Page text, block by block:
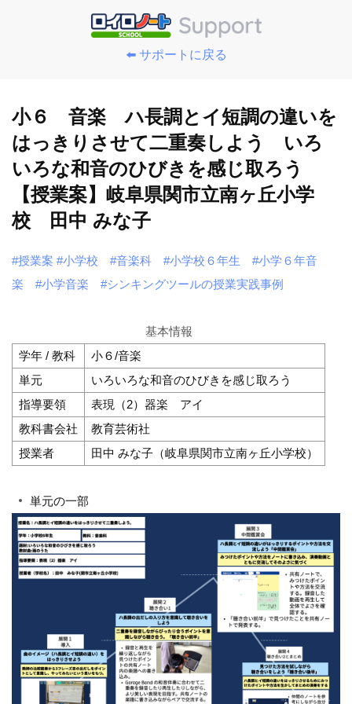
⬅️ サポートに戻る
小６ 音楽 ハ長調とイ短調の違いを
はっきりさせて二重奏しよう いろ
いろな和音のひびきを感じ取ろう
【授業案】岐阜県関市立南ヶ丘小学
校 田中 みな子
#授業案 #小学校 #音楽科 #小学校６年生
#小学６年音
楽
#小学音楽 #シンキングツールの授業実践事例
基本情報
学年 / 教科
小６/音楽
単元
いろいろな和音のひびきを感じ取ろう
指導要領
表現（2）器楽 アイ
教科書会社
教育芸術社
授業者
田中 みな子（岐阜県関市立南ヶ丘小学校）
単元の一部